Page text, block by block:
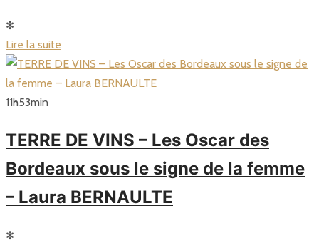
✻
Lire la suite
11h53min
TERRE DE VINS – Les Oscar des
Bordeaux sous le signe de la femme
– Laura BERNAULTE
✻